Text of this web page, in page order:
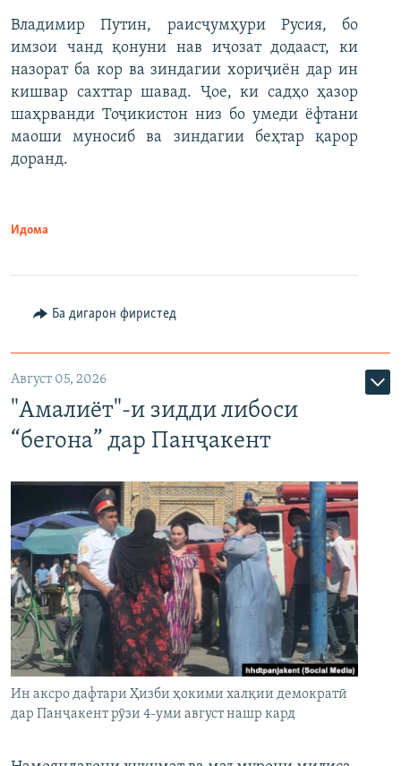
Владимир Путин, раисҷумҳури Русия, бо
имзои чанд қонуни нав иҷозат додааст, ки
назорат ба кор ва зиндагии хориҷиён дар ин
кишвар сахттар шавад. Ҷое, ки садҳо ҳазор
шаҳрванди Тоҷикистон низ бо умеди ёфтани
маоши муносиб ва зиндагии беҳтар қарор
доранд.
Идома
Ба дигарон фиристед
Август 05, 2026
"Амалиёт"-и зидди либоси
“бегона” дар Панҷакент
Ин аксро дафтари Ҳизби ҳокими халқии демократӣ
дар Панҷакент рӯзи 4-уми август нашр кард